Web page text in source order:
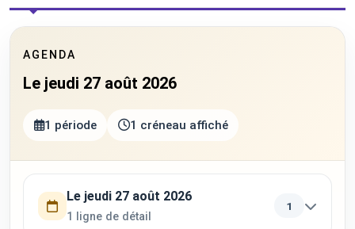
AGENDA
Le jeudi 27 août 2026
1 période 1 créneau affiché
Le jeudi 27 août 2026
1 ligne de détail
1